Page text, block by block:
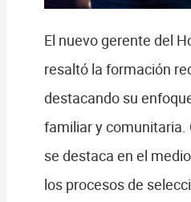
El nuevo gerente del
resaltó la formación
destacando su
familiar y comunitaria.
se destaca en el
los procesos de